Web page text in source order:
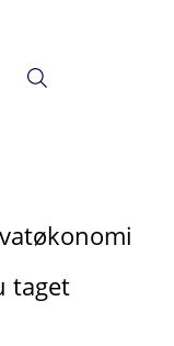
taget